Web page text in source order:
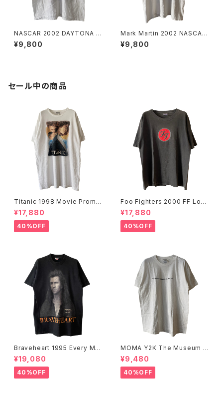
NASCAR 2002 DAYTONA 5
00 Promo Tee
¥9,800
Mark Martin 2002 NASCAR
Tee
¥9,800
セール中の商品
Titanic 1998 Movie Promo
Tee White
¥17,880
40%OFF
Foo Fighters 2000 FF Log
o Band Tee
¥17,880
40%OFF
Braveheart 1995 Every Ma
n Dies, Not Every Man Real
ly Lives Movie Promo Tee
¥19,080
40%OFF
MOMA Y2K The Museum O
f Modern Art, New York Te
e
¥9,480
40%OFF